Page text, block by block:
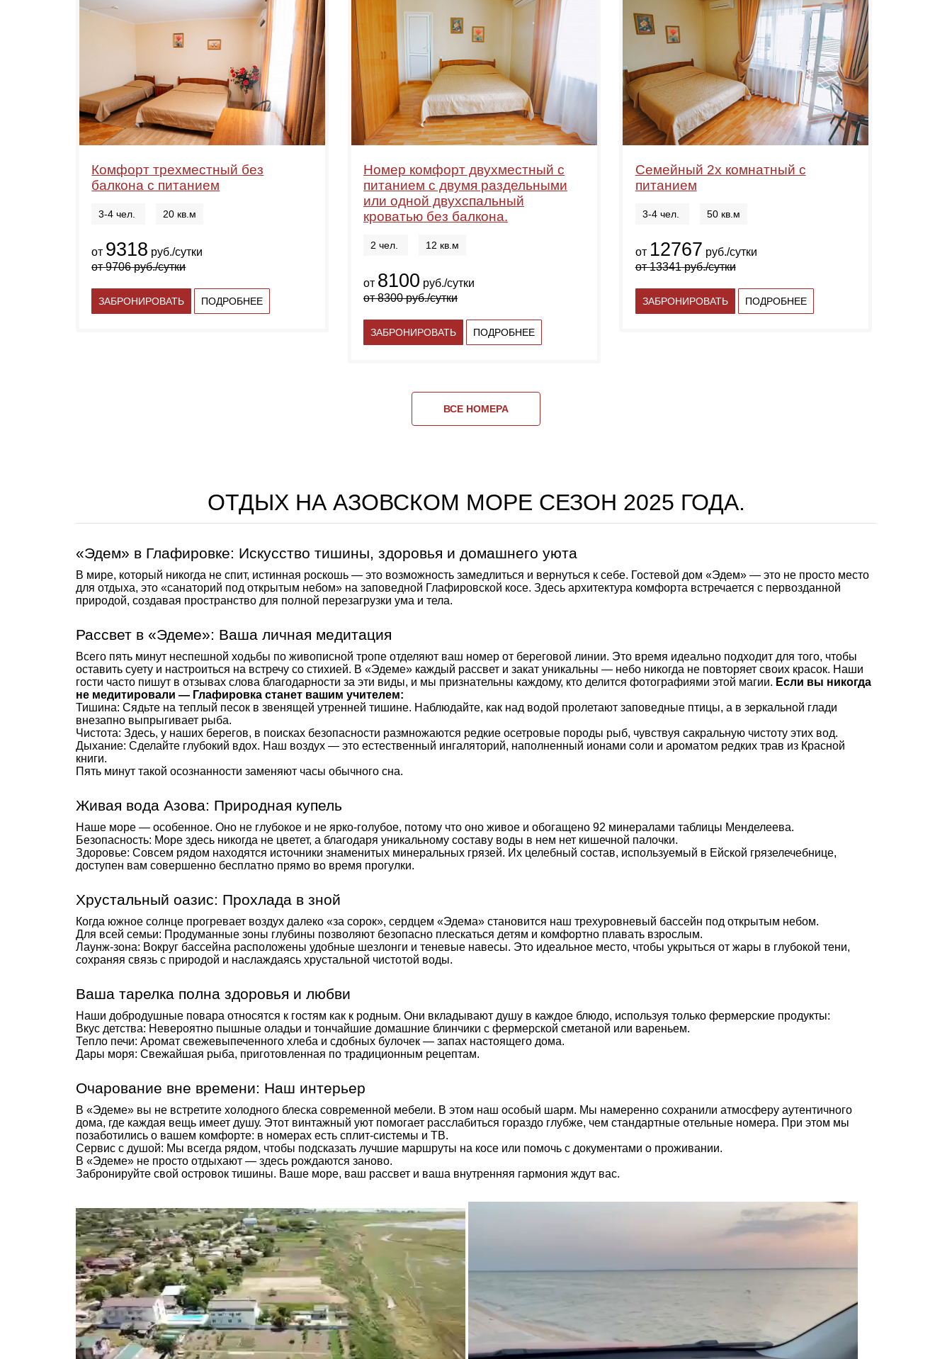
Комфорт трехместный без
балкона с питанием
3-4 чел. 20 кв.м
от 9318 руб./сутки
от9706руб./сутки
ЗАБРОНИРОВАТЬ ПОДРОБНЕЕ
Номер комфорт двухместный с
питанием с двумя раздельными
или одной двухспальный
кроватью без балкона.
2 чел. 12 кв.м
от 8100 руб./сутки
от8300руб./сутки
ЗАБРОНИРОВАТЬ ПОДРОБНЕЕ
Семейный 2х комнатный с
питанием
3-4 чел. 50 кв.м
от 12767 руб./сутки
от13341руб./сутки
ЗАБРОНИРОВАТЬ ПОДРОБНЕЕ
ВСЕ НОМЕРА
ОТДЫХ НА АЗОВСКОМ МОРЕ СЕЗОН 2025 ГОДА.
«Эдем» в Глафировке: Искусство тишины, здоровья и домашнего уюта
В мире, который никогда не спит, истинная роскошь — это возможность замедлиться и вернуться к себе. Гостевой дом «Эдем» — это не просто место
для отдыха, это «санаторий под открытым небом» на заповедной Глафировской косе. Здесь архитектура комфорта встречается с первозданной
природой, создавая пространство для полной перезагрузки ума и тела.
Рассвет в «Эдеме»: Ваша личная медитация
Всего пять минут неспешной ходьбы по живописной тропе отделяют ваш номер от береговой линии. Это время идеально подходит для того, чтобы
оставить суету и настроиться на встречу со стихией. В «Эдеме» каждый рассвет и закат уникальны — небо никогда не повторяет своих красок. Наши
гости часто пишут в отзывах слова благодарности за эти виды, и мы признательны каждому, кто делится фотографиями этой магии. Если вы никогда
не медитировали — Глафировка станет вашим учителем:
Тишина: Сядьте на теплый песок в звенящей утренней тишине. Наблюдайте, как над водой пролетают заповедные птицы, а в зеркальной глади
внезапно выпрыгивает рыба.
Чистота: Здесь, у наших берегов, в поисках безопасности размножаются редкие осетровые породы рыб, чувствуя сакральную чистоту этих вод.
Дыхание: Сделайте глубокий вдох. Наш воздух — это естественный ингаляторий, наполненный ионами соли и ароматом редких трав из Красной
книги.
Пять минут такой осознанности заменяют часы обычного сна.
Живая вода Азова: Природная купель
Наше море — особенное. Оно не глубокое и не ярко-голубое, потому что оно живое и обогащено 92 минералами таблицы Менделеева.
Безопасность: Море здесь никогда не цветет, а благодаря уникальному составу воды в нем нет кишечной палочки.
Здоровье: Совсем рядом находятся источники знаменитых минеральных грязей. Их целебный состав, используемый в Ейской грязелечебнице,
доступен вам совершенно бесплатно прямо во время прогулки.
Хрустальный оазис: Прохлада в зной
Когда южное солнце прогревает воздух далеко «за сорок», сердцем «Эдема» становится наш трехуровневый бассейн под открытым небом.
Для всей семьи: Продуманные зоны глубины позволяют безопасно плескаться детям и комфортно плавать взрослым.
Лаунж-зона: Вокруг бассейна расположены удобные шезлонги и теневые навесы. Это идеальное место, чтобы укрыться от жары в глубокой тени,
сохраняя связь с природой и наслаждаясь хрустальной чистотой воды.
Ваша тарелка полна здоровья и любви
Наши добродушные повара относятся к гостям как к родным. Они вкладывают душу в каждое блюдо, используя только фермерские продукты:
Вкус детства: Невероятно пышные оладьи и тончайшие домашние блинчики с фермерской сметаной или вареньем.
Тепло печи: Аромат свежевыпеченного хлеба и сдобных булочек — запах настоящего дома.
Дары моря: Свежайшая рыба, приготовленная по традиционным рецептам.
Очарование вне времени: Наш интерьер
В «Эдеме» вы не встретите холодного блеска современной мебели. В этом наш особый шарм. Мы намеренно сохранили атмосферу аутентичного
дома, где каждая вещь имеет душу. Этот винтажный уют помогает расслабиться гораздо глубже, чем стандартные отельные номера. При этом мы
позаботились о вашем комфорте: в номерах есть сплит-системы и ТВ.
Сервис с душой: Мы всегда рядом, чтобы подсказать лучшие маршруты на косе или помочь с документами о проживании.
В «Эдеме» не просто отдыхают — здесь рождаются заново.
Забронируйте свой островок тишины. Ваше море, ваш рассвет и ваша внутренняя гармония ждут вас.